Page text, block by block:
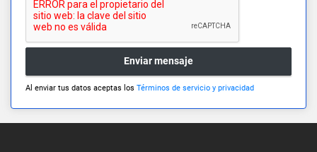
Enviar mensaje
Al enviar tus datos aceptas los Términos de servicio y privacidad